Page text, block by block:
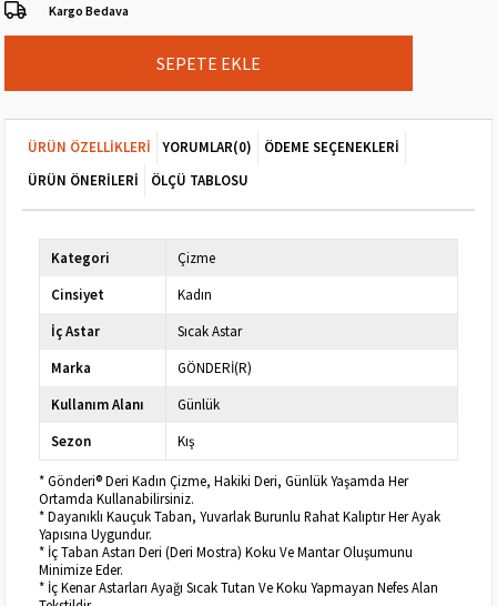
Kargo Bedava
ÜRÜN ÖZELLIKLERI YORUMLAR(0)
ÖDEME SEÇENEKLERI
ÜRÜN ÖNERILERI
ÖLÇÜ TABLOSU
Kategori
Çizme
Cinsiyet
Kadın
İç Astar
Sıcak Astar
Marka
GÖNDERİ(R)
Kullanım Alanı
Günlük
Sezon
Kış
* Gönderi® Deri Kadın Çizme, Hakiki Deri, Günlük Yaşamda Her
Ortamda Kullanabilirsiniz.
* Dayanıklı Kauçuk Taban, Yuvarlak Burunlu Rahat Kalıptır Her Ayak
Yapısına Uygundur.
* İç Taban Astarı Deri (Deri Mostra) Koku Ve Mantar Oluşumunu
Minimize Eder.
* İç Kenar Astarları Ayağı Sıcak Tutan Ve Koku Yapmayan Nefes Alan